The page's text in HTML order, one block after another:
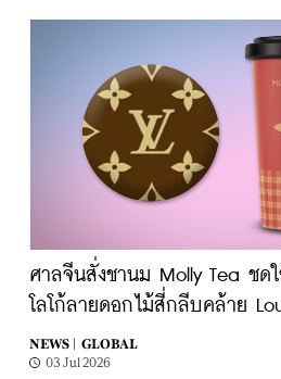
ศาลจีนสั่งชานม Molly Tea ชด
โลโก้ลายดอกไม้สี่กลีบคล้าย
NEWS |
GLOBAL
03 Jul 2026